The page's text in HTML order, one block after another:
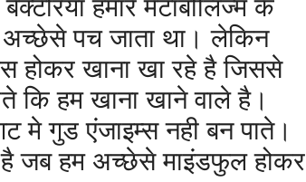
हमारे मेटाबोलिज्म के
पच जाता था। लेकिन
होकर खाना खा रहे है जिससे
कि हम खाना खाने वाले है।
मे गुड एंजाइम्स नही बन पाते।
जब हम अच्छेसे माइंडफुल होकर